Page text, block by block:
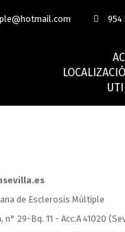
954
de Esclerosis Múltiple
n° 29-Bq. 11 - Acc.A 41020